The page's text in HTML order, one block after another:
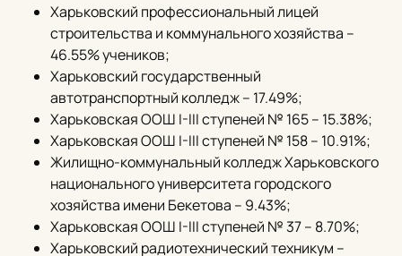
Харьковский профессиональный лицей
строительства и коммунального хозяйства –
46.55% учеников;
Харьковский государственный
автотранспортный колледж – 17.49%;
Харьковская ООШ I-III ступеней № 165 – 15.38%;
Харьковская ООШ I-III ступеней № 158 – 10.91%;
Жилищно-коммунальный колледж Харьковского
национального университета городского
хозяйства имени Бекетова – 9.43%;
Харьковская ООШ I-III ступеней № 37 – 8.70%;
Харьковский радиотехнический техникум –